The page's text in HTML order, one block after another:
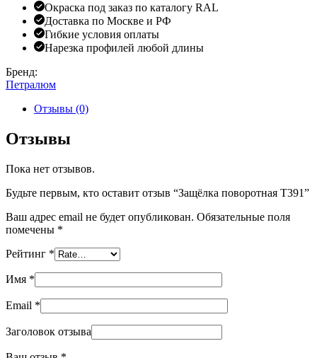
Окраска под заказ по каталогу RAL
Доставка по Москве и РФ
Гибкие условия оплаты
Нарезка профилей любой длины
Бренд:
Петралюм
Отзывы (0)
Отзывы
Пока нет отзывов.
Будьте первым, кто оставит отзыв “Защёлка поворотная T391”
Ваш адрес email не будет опубликован. Обязательные поля
помечены *
Рейтинг *
Имя *
Email *
Заголовок отзыва